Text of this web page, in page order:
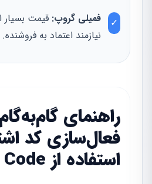
✓ فمیلی گروپ: قیمت بسیار
نیازمند اعتماد به فروشنده.
راهنمای گام‌به‌گام
فعال‌سازی کد
استفاده از Redeem Code